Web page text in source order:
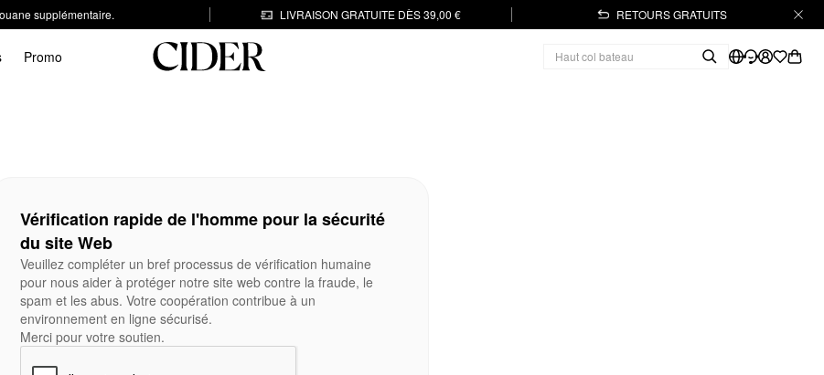
supplémentaire. LIVRAISON GRATUITE DÈS 39,00 € RETOURS GRATUITS
Promo
Vérification rapide de l'homme pour la sécurité
du site Web
Veuillez compléter un bref processus de vérification humaine
pour nous aider à protéger notre site web contre la fraude, le
spam et les abus. Votre coopération contribue à un
environnement en ligne sécurisé.
Merci pour votre soutien.